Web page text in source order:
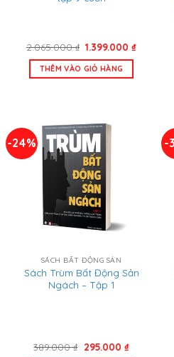
2.065.000₫ Giá
là:
2.065.000 ₫.
1.399.000₫Giá
THÊM VÀO GIỎ HÀNG
-24%
SÁCH BẤT ĐỘNG SẢN
Sách Trùm Bất Động Sản
Ngách – Tập 1
389.000₫ Giá
295.000 ₫Giá
-